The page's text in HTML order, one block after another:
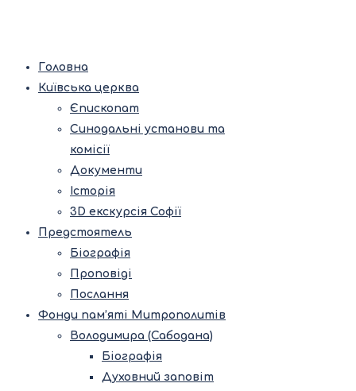
Головна
Київська церква
Єпископат
Синодальні установи та
комісії
Документи
Історія
3D екскурсія Софії
Предстоятель
Біографія
Проповіді
Послання
Фонди пам’яті Митрополитів
Володимира (Сабодана)
Біографія
Духовний заповіт